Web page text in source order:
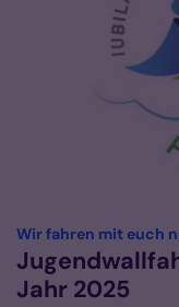
Wir fahren mit euch
Jahr 2025